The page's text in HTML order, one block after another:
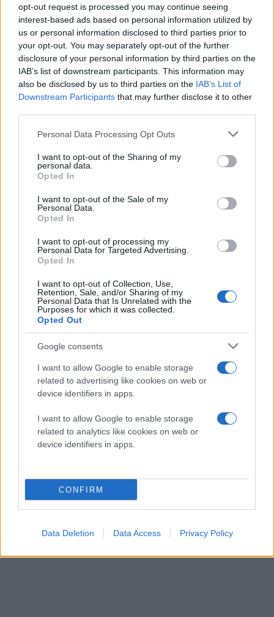
opt-out request is processed you may continue seeing
interest-based ads based on personal information utilized by
us or personal information disclosed to third parties prior to
your opt-out. You may separately opt-out of the further
disclosure of your personal information by third parties on the
IAB’s list of downstream participants. This information may
also be disclosed by us to third parties on the IAB’s List of
Downstream Participants that may further disclose it to other
Please note that this website/app uses one or more Google
not limited to your visit or usage behaviour. You may click to
grant or deny consent to Google and its third-party tags to
use your data for below specified purposes in below Google
consent section.
Personal Data Processing Opt Outs
I want to opt-out of the Sharing of my
personal data.
Opted In
I want to opt-out of the Sale of my
Personal Data.
Opted In
I want to opt-out of processing my
Personal Data for Targeted Advertising.
Opted In
I want to opt-out of Collection, Use,
Retention, Sale, and/or Sharing of my
Personal Data that Is Unrelated with the
Purposes for which it was collected.
Opted Out
Google consents
I want to allow Google to enable storage
related to advertising like cookies on web or
device identifiers in apps.
I want to allow Google to enable storage
related to analytics like cookies on web or
device identifiers in apps.
CONFIRM
Data Deletion Data Access Privacy Policy
Κλείνοντας λοιπόν, μπορούμε με μεγάλη σιγουριά να
υποστηρίξουμε ότι η παράσταση «Φόνισσα» στο «Θέατρο
Τ», η οποία θα συνεχίσει να παίζεται μέχρι και τις 28 Μαΐου
του 2019, είναι ένα καλλιτεχνικό θέαμα, το οποίο αξίζει
κανείς να το παρακολουθήσει. Η συγκεκριμένη προσέγγιση
βοηθάει να κατανοήσουμε ακόμη καλύτερα τη βαθύτερη
ουσία του έργου του Παπαδιαμάντη.
*Δημοσιεύθηκε στη "ΜτΚ" στις 19 Μαΐου 2019
Κάνε κλικ και δες περισσότεροemakedonia.grστην
Πρόσθεσέ το στην Google